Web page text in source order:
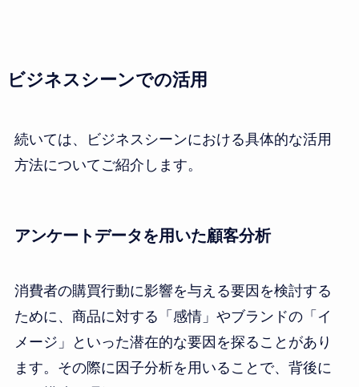
ビジネスシーンでの活用
続いては、ビジネスシーンにおける具体的な活用
方法についてご紹介します。
アンケートデータを用いた顧客分析
消費者の購買行動に影響を与える要因を検討する
ために、商品に対する「感情」やブランドの「イ
メージ」といった潜在的な要因を探ることがあり
ます。その際に因子分析を用いることで、背後に